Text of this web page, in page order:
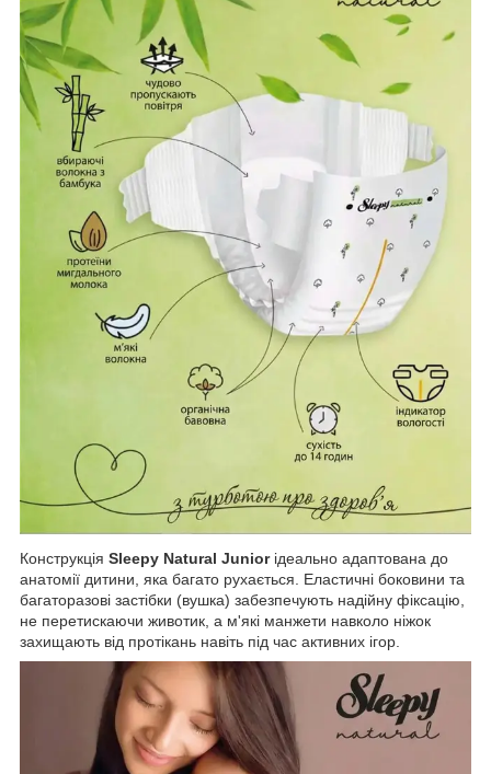
Конструкція Sleepy Natural Juniorідеально адаптована до
анатомії дитини, яка багато рухається. Еластичні боковини та
багаторазові застібки (вушка) забезпечують надійну фіксацію,
не перетискаючи животик, а м'які манжети навколо ніжок
захищають від протікань навіть під час активних ігор.